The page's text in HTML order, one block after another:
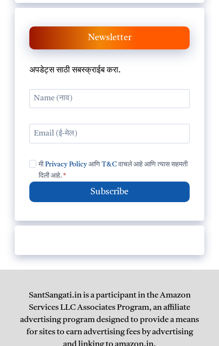
Newsletter
अपडेट्स साठी सबस्क्राईब करा.
मीPrivacy PolicyआणिT&C वाचले आहे आणि त्यास सहमती
दिली आहे. *
Subscribe
SantSangati.in is a participant in the Amazon
Services LLC Associates Program, an affiliate
advertising program designed to provide a means
for sites to earn advertising fees by advertising